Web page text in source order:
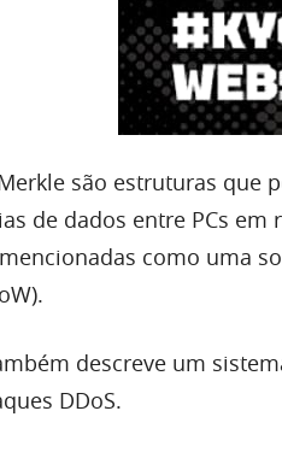
são estruturas que
de dados entre PCs em
como uma
descreve um
DDoS.